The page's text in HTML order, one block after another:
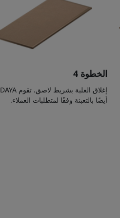
الخطوة 4
إغلاق العلبة بشريط لاصق. تقوم DAYA
أيضًا بالتعبئة وفقًا لمتطلبات العملاء.